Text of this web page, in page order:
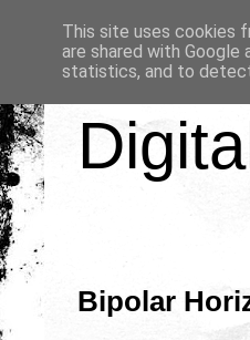
Bipolar
This site uses cookies
are shared with
statistics, and to